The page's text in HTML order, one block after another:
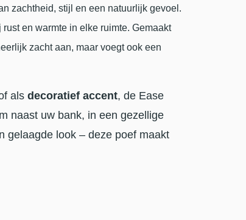
zachtheid, stijl en een natuurlijk gevoel.
en warmte in elke ruimte. Gemaakt
zacht aan, maar voegt ook een
als decoratief accent, de Ease
naast uw bank, in een gezellige
gelaagde look – deze poef maakt